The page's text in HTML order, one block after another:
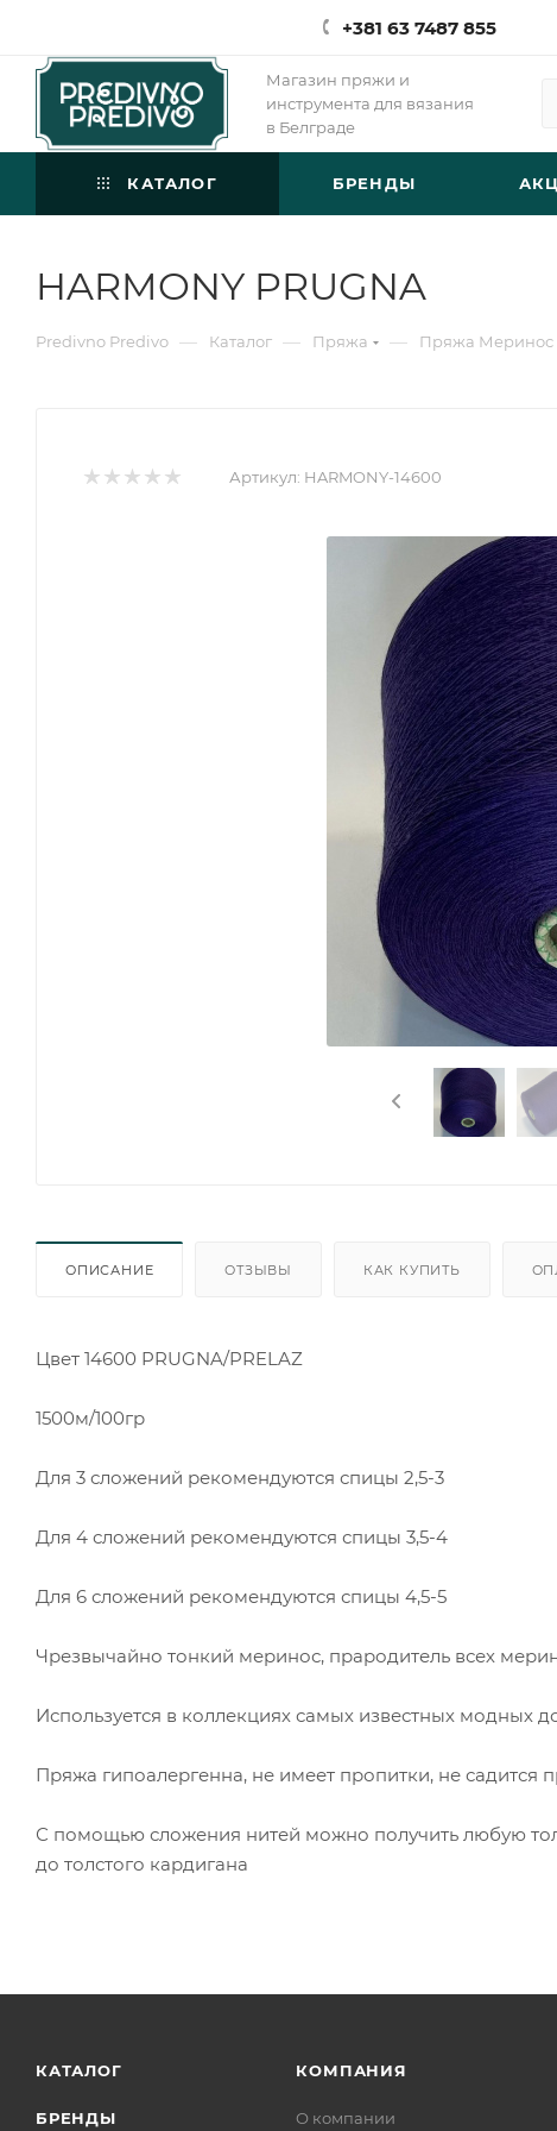
+381 63 7487 855
Магазин пряжи и
инструмента для вязания
в Белграде
КАТАЛОГ БРЕНДЫ
HARMONY PRUGNA
Predivno Predivo — Каталог — Пряжа — Пряжа Меринос
Артикул: HARMONY-14600
ОПИСАНИЕ ОТЗЫВЫ КАК КУПИТЬ
Цвет 14600 PRUGNA/PRELAZ
1500м/100гр
Для 3 сложений рекомендуются спицы 2,5-3
Для 4 сложений рекомендуются спицы 3,5-4
Для 6 сложений рекомендуются спицы 4,5-5
Чрезвычайно тонкий меринос, прародитель всех
Используется в коллекциях самых известных модных
Пряжа гипоалергенна, не имеет пропитки, не садится
С помощью сложения нитей можно получить любую
до толстого кардигана
КАТАЛОГ
БРЕНДЫ
КОМПАНИЯ
О компании